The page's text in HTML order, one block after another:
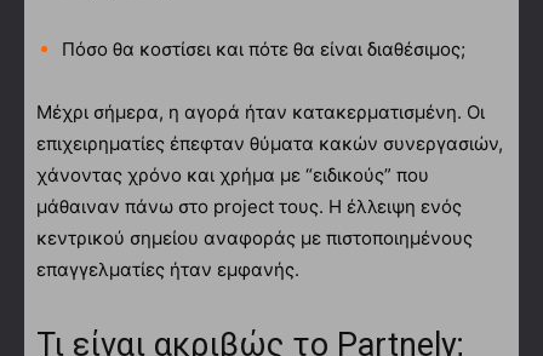
Πόσο θα κοστίσει και πότε θα είναι διαθέσιμος;
Μέχρι σήμερα, η αγορά ήταν κατακερματισμένη. Οι
επιχειρηματίες έπεφταν θύματα κακών συνεργασιών,
χάνοντας χρόνο και χρήμα με “ειδικούς” που
μάθαιναν πάνω στο project τους. Η έλλειψη ενός
κεντρικού σημείου αναφοράς με πιστοποιημένους
επαγγελματίες ήταν εμφανής.
Τι είναι ακριβώς το Partnely;